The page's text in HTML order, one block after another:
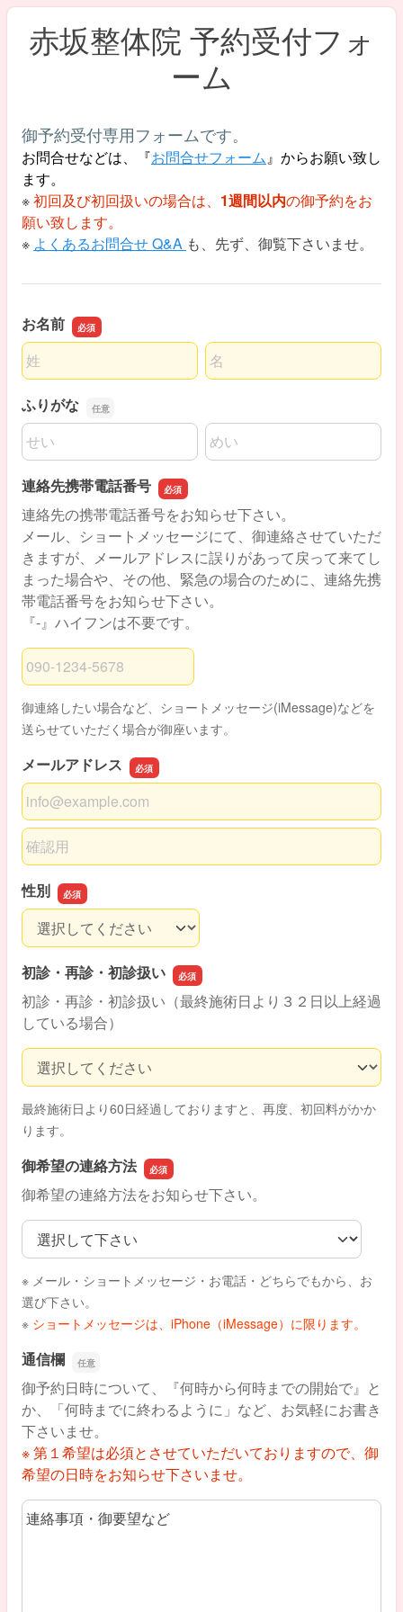
赤坂整体院 予約受付フォ
ーム
御予約受付専用フォームです。
お問合せなどは、『お問合せフォーム』からお願い致し
ます。
※初回及び初回扱いの場合は、 1週間以内の御予約をお
願い致します。
※ よくあるお問合せ Q&A も、先ず、御覧下さいませ。
お名前
名前の姓
名前の名
ふりがな
名前の姓
名前の名
連絡先携帯電話番号
連絡先の携帯電話番号をお知らせ下さい。
メール、ショートメッセージにて、御連絡させていただ
きますが、メールアドレスに誤りがあって戻って来てし
まった場合や、その他、緊急の場合のために、連絡先携
帯電話番号をお知らせ下さい。
『-』ハイフンは不要です。
連絡先携帯電話番号
御連絡したい場合など、ショートメッセージ(iMessage)などを
送らせていただく場合が御座います。
メールアドレス
メールアドレス
メールアドレスの確認用
性別
性別
初診・再診・初診扱い
初診・再診・初診扱い（最終施術日より３２日以上経過
している場合）
初診・再診・初診扱い
最終施術日より60日経過しておりますと、再度、初回料がかか
ります。
御希望の連絡方法
御希望の連絡方法をお知らせ下さい。
御希望の連絡方法
※ メール・ショートメッセージ・お電話・どちらでもから、お
選び下さい。
※ ショートメッセージは、iPhone（iMessage）に限ります。
通信欄
御予約日時について、『何時から何時までの開始で』と
か、「何時までに終わるように」など、お気軽にお書き
下さいませ。
※ 第１希望は必須とさせていただいておりますので、御
希望の日時をお知らせ下さいませ。
通信欄